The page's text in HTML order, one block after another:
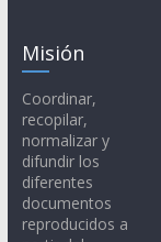
Misión
Coordinar,
recopilar,
normalizar y
difundir los
diferentes
documentos
reproducidos a